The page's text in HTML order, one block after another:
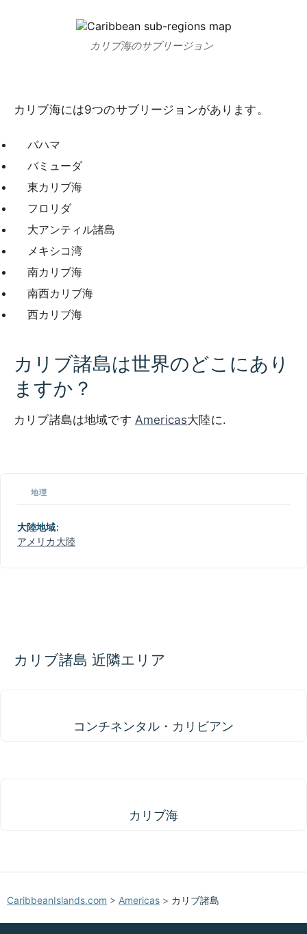
カリブ海のサブリージョン
カリブ海には9つのサブリージョンがあります。
バハマ
バミューダ
東カリブ海
フロリダ
大アンティル諸島
メキシコ湾
南カリブ海
南西カリブ海
西カリブ海
カリブ諸島は世界のどこにあり
ますか？
カリブ諸島は地域です Americas大陸に.
500 km / 310.7 mi
−
地理
大陸地域:
アメリカ大陸
カリブ諸島 近隣エリア
コンチネンタル・カリビアン
カリブ海
CaribbeanIslands.com > Americas > カリブ諸島